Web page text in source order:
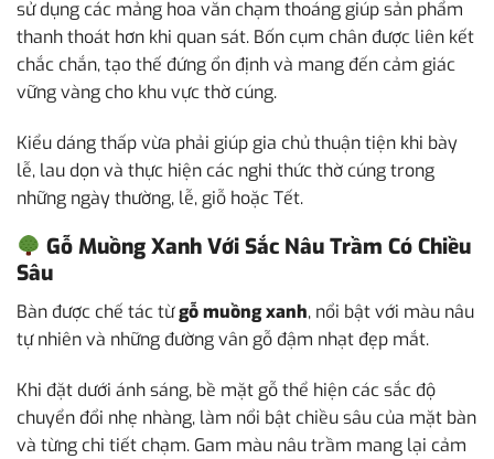
sử dụng các mảng hoa văn chạm thoáng giúp sản phẩm
thanh thoát hơn khi quan sát. Bốn cụm chân được liên kết
chắc chắn, tạo thế đứng ổn định và mang đến cảm giác
vững vàng cho khu vực thờ cúng.
Kiểu dáng thấp vừa phải giúp gia chủ thuận tiện khi bày
lễ, lau dọn và thực hiện các nghi thức thờ cúng trong
những ngày thường, lễ, giỗ hoặc Tết.
Gỗ Muồng Xanh Với Sắc Nâu Trầm Có Chiều
Sâu
Bàn được chế tác từgỗ muồng xanh, nổi bật với màu nâu
tự nhiên và những đường vân gỗ đậm nhạt đẹp mắt.
Khi đặt dưới ánh sáng, bề mặt gỗ thể hiện các sắc độ
chuyển đổi nhẹ nhàng, làm nổi bật chiều sâu của mặt bàn
và từng chi tiết chạm. Gam màu nâu trầm mang lại cảm